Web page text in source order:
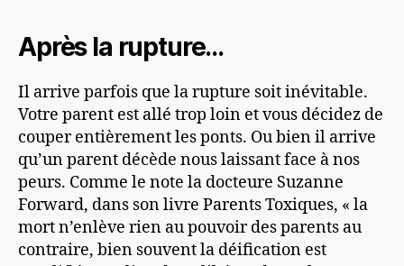
Après la rupture…
Il arrive parfois que la rupture soit inévitable.
Votre parent est allé trop loin et vous décidez de
couper entièrement les ponts. Ou bien il arrive
qu’un parent décède nous laissant face à nos
peurs. Comme le note la docteure Suzanne
Forward, dans son livre Parents Toxiques, « la
mort n’enlève rien au pouvoir des parents au
contraire, bien souvent la déification est